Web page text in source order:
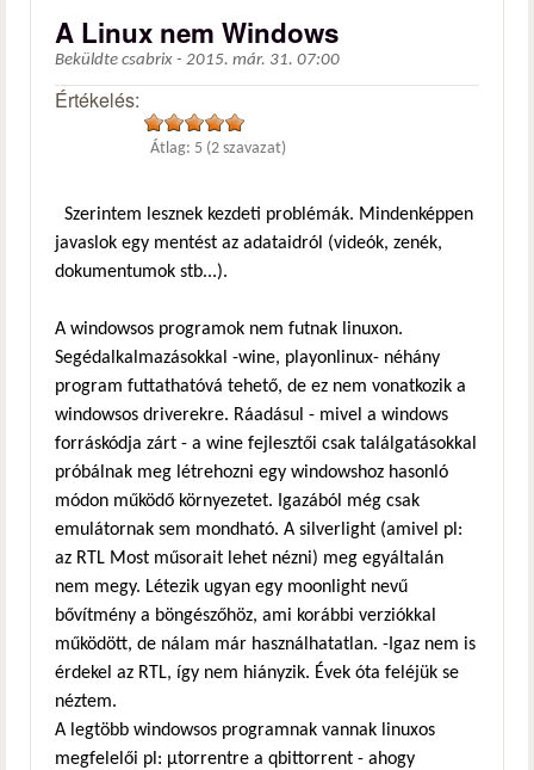
A Linux nem Windows
Beküldte csabrix - 2015. már. 31. 07:00
Értékelés:
Átlag: 5 (2 szavazat)
Szerintem lesznek kezdeti problémák. Mindenképpen
javaslok egy mentést az adataidról (videók, zenék,
dokumentumok stb...).
A windowsos programok nem futnak linuxon.
Segédalkalmazásokkal -wine, playonlinux- néhány
program futtathatóvá tehető, de ez nem vonatkozik a
windowsos driverekre. Ráadásul - mivel a windows
forráskódja zárt - a wine fejlesztői csak találgatásokkal
próbálnak meg létrehozni egy windowshoz hasonló
módon működő környezetet. Igazából még csak
emulátornak sem mondható. A silverlight (amivel pl:
az RTL Most műsorait lehet nézni) meg egyáltalán
nem megy. Létezik ugyan egy moonlight nevű
bővítmény a böngészőhöz, ami korábbi verziókkal
működött, de nálam már használhatatlan. -Igaz nem is
érdekel az RTL, így nem hiányzik. Évek óta feléjük se
néztem.
A legtöbb windowsos programnak vannak linuxos
megfelelői pl: μtorrentre a qbittorrent - ahogy